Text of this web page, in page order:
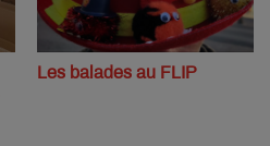
Les balades au FLIP